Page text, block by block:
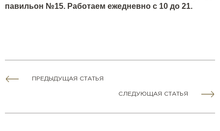
павильон №15. Работаем ежедневно с 10 до 21.
ПРЕДЫДУЩАЯ СТАТЬЯ
СЛЕДУЮЩАЯ СТАТЬЯ